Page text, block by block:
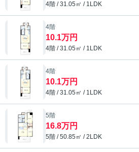
4階 / 31.05㎡ / 1LDK
4階
10.1万円
4階 / 31.05㎡ / 1LDK
4階
10.1万円
4階 / 31.05㎡ / 1LDK
5階
16.8万円
5階 / 50.85㎡ / 2LDK